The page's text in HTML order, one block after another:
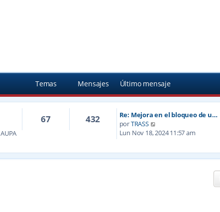
Temas Mensajes Último mensaje
AUPA
67 432
Re: Mejora en el bloqueo de u…
porTRASS
e
l
Lun Nov 18, 2024 11:57 am